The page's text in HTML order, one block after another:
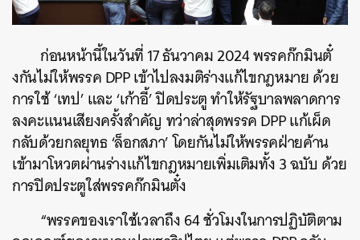
ก่อนหน้านี้ในวันที่ 17 ธันวาคม 2024 พรรคก๊กมินตั๋
งกันไม่ให้พรรค DPP เข้าไปลงมติร่างแก้ไขกฎหมาย ด้วย
การใช้ ‘เทป’ และ ‘เก้าอี้’ ปิดประตู ทำให้รัฐบาลพลาดการ
ลงคะแนนเสียงครั้งสำคัญ ทว่าล่าสุดพรรค DPP แก้เผ็ด
กลับด้วยกลยุทธ ‘ล็อกสภา’ โดยกันไม่ให้พรรคฝ่ายค้าน
เข้ามาโหวตผ่านร่างแก้ไขกฎหมายเพิ่มเติมทั้ง 3 ฉบับ ด้วย
การปิดประตูใส่พรรคก๊กมินตั๋ง
“พรรคของเราใช้เวลาถึง 64 ชั่วโมงในการปฏิบัติตาม